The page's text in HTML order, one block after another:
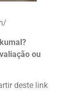
ou
deste link